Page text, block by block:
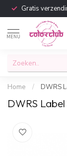
Gratis
MENU
Home / DWRS
DWRS